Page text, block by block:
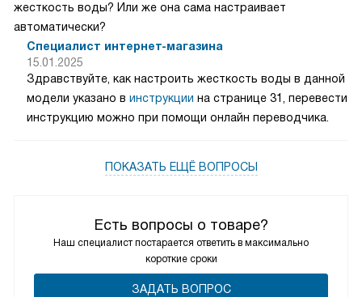
Есть вопросы о товаре?
Наш специалист постарается ответить в максимально
короткие сроки
ЗАДАТЬ ВОПРОС
жесткость воды? Или же она сама настраивает
автоматически?
Специалист интернет-магазина
15.01.2025
Здравствуйте, как настроить жесткость воды в данной
модели указано в инструкции на странице 31, перевести
инструкцию можно при помощи онлайн переводчика.
ПОКАЗАТЬ ЕЩЁ ВОПРОСЫ